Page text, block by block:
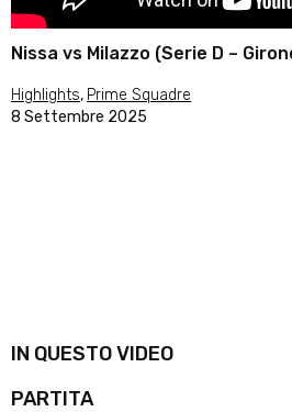
Nissa vs Milazzo (Serie D –
Highlights, Prime Squadre
8 Settembre 2025
IN QUESTO VIDEO
PARTITA